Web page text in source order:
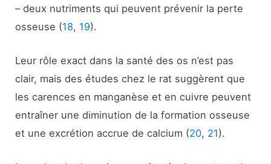
– deux nutriments qui peuvent prévenir la perte
osseuse (18, 19).
Leur rôle exact dans la santé des os n’est pas
clair, mais des études chez le rat suggèrent que
les carences en manganèse et en cuivre peuvent
entraîner une diminution de la formation osseuse
et une excrétion accrue de calcium (20, 21).